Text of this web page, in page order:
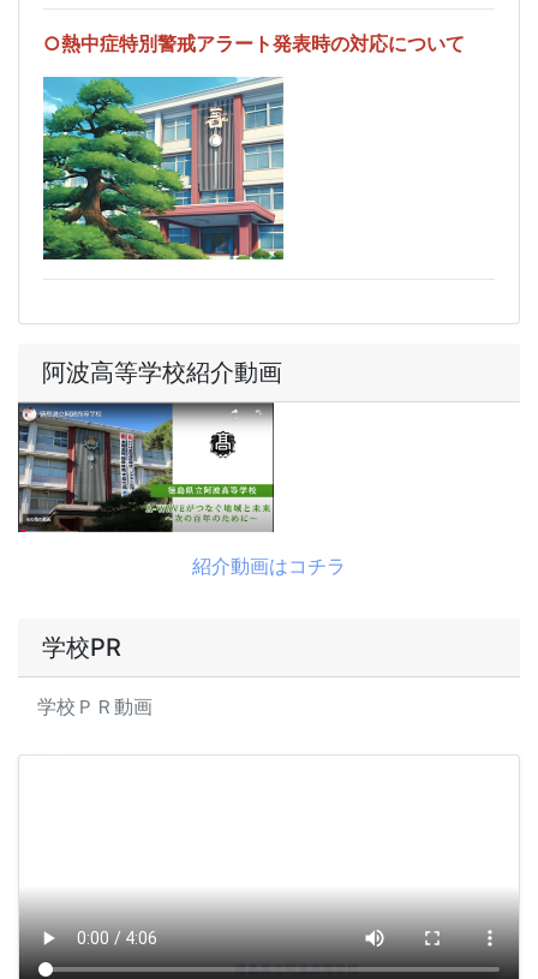
○熱中症特別警戒アラート発表時の対応について
阿波高等学校紹介動画
紹介動画はコチラ
学校PR
学校ＰＲ動画